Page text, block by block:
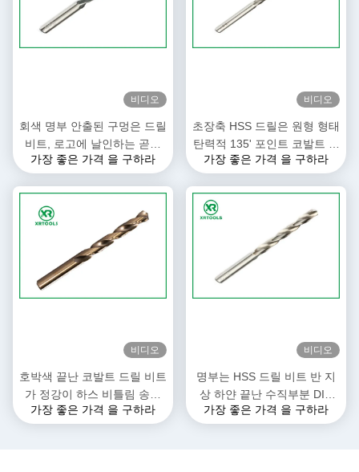
비디오
회색 명부 안출된 구멍은 드릴
비트, 로고에 날인하는 곧은
브래드 뾰족 송곳 약간을 봤습
가장 좋은 가격 을 구하라
비디오
초장축 HSS 드릴은 원형 형태
탄력적 135' 포인트 코발트 비
틀림 송곳 비트를 억제합니다
가장 좋은 가격 을 구하라
비디오
호박색 끝난 코발트 드릴 비트
가 정강이 하스 비틀림 송곳
비트를 평행시킵니다
가장 좋은 가격 을 구하라
비디오
명부는 HSS 드릴 비트 반 지
상 하얀 끝난 수직부분 DIN
338 수직부분 드릴 비트를 만
가장 좋은 가격 을 구하라